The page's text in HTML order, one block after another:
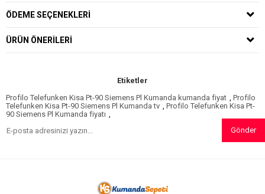
ÖDEME SEÇENEKLERI
ÜRÜN ÖNERILERI
Etiketler
Profilo Telefunken Kisa Pt-90 Siemens Pl Kumanda kumanda fiyat , Profilo
Telefunken Kisa Pt-90 Siemens Pl Kumanda tv , Profilo Telefunken Kisa Pt-
90 Siemens Pl Kumanda fiyatı ,
Gönder